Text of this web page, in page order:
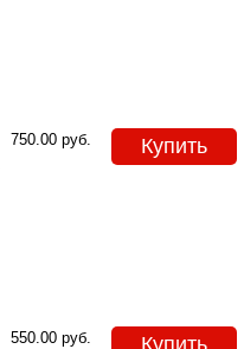
750.00 руб. Купить
550.00 руб.